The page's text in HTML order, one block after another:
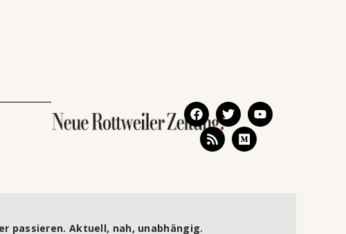
passieren. Aktuell, nah, unabhängig.